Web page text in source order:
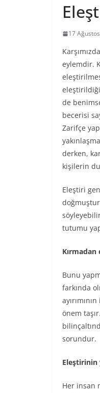
17
eylemdir.
de
becerisi
Zarifçe
derken,
kişilerin
Eleştiri
tutumu
Kırmadan
Bunu
farkında
önem
sorundur.
Eleştirinin
Her insan